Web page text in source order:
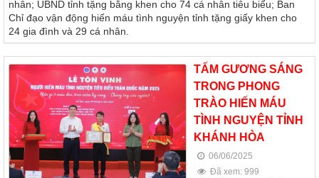
nhân; UBND tỉnh tặng bằng khen cho 74 cá nhân tiêu biểu; Ban
Chỉ đạo vận động hiến máu tình nguyện tỉnh tặng giấy khen cho
24 gia đình và 29 cá nhân.
TẤM GƯƠNG SÁNG
TRONG PHONG
TRÀO HIẾN MÁU
TÌNH NGUYỆN TỈNH
KHÁNH HÒA
06/06/2025
Đã xem: 999